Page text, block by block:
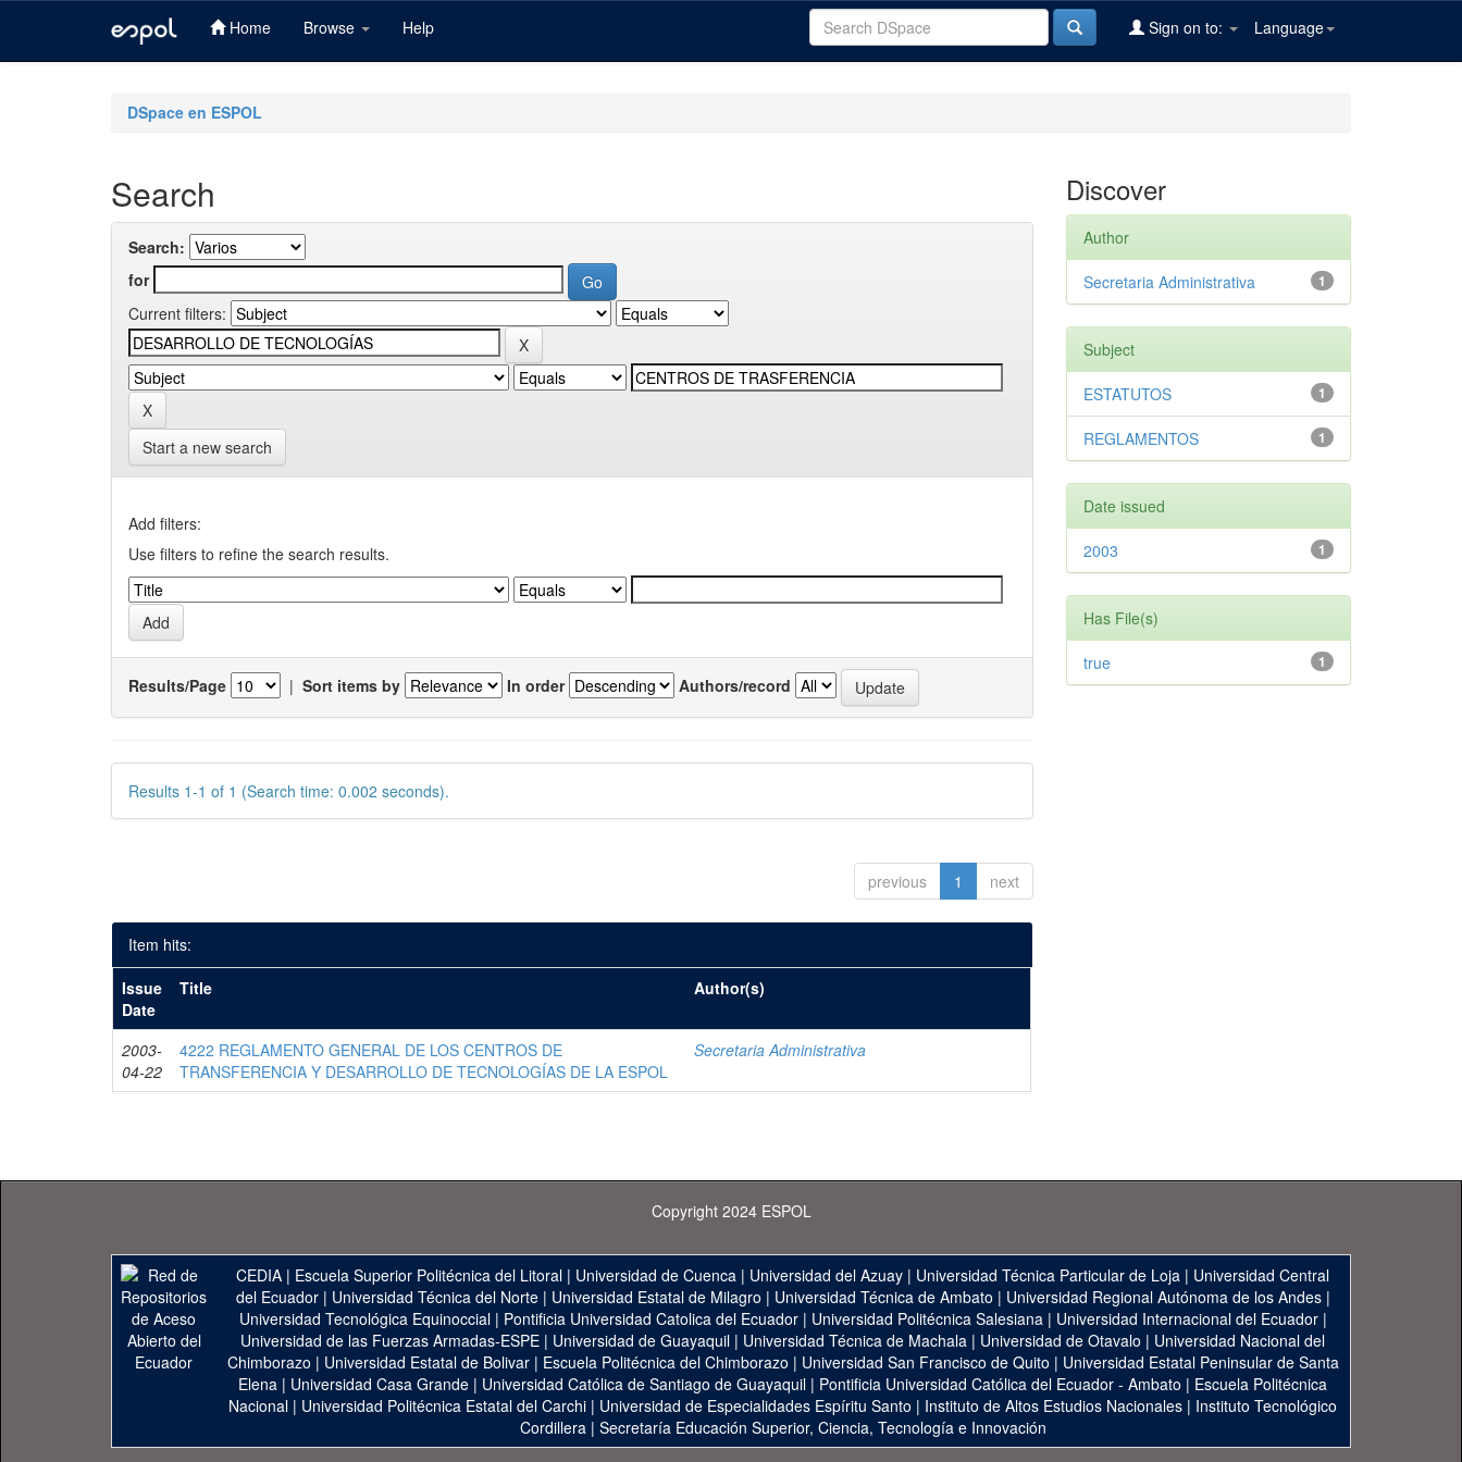
Home Browse Help Language
Sign on to:
DSpace en ESPOL
Search
Search:
for
Current filters:
Start a new search
Add filters:
Use filters to refine the search results.
Results/Page | Sort items by In order Authors/record
Results 1-1 of 1 (Search time: 0.002 seconds).
previous 1 next
Item hits:
Issue
Date
Title Author(s)
2003-
04-22
4222 REGLAMENTO GENERAL DE LOS CENTROS DE
TRANSFERENCIA Y DESARROLLO DE TECNOLOGÍAS DE LA ESPOL
Secretaria Administrativa
Discover
Author
1
Secretaria Administrativa
Subject
1
ESTATUTOS
1
REGLAMENTOS
Date issued
1
2003
Has File(s)
1
true
Copyright 2024 ESPOL
CEDIA | Escuela Superior Politécnica del Litoral | Universidad de Cuenca | Universidad del Azuay | Universidad Técnica Particular de Loja | Universidad Central
del Ecuador| Universidad Técnica del Norte| Universidad Estatal de Milagro | Universidad Técnica de Ambato | Universidad Regional Autónoma de los Andes|
Universidad Tecnológica Equinoccial| Pontificia Universidad Catolica del Ecuador| Universidad Politécnica Salesiana| Universidad Internacional del Ecuador|
Universidad de las Fuerzas Armadas-ESPE | Universidad de Guayaquil | Universidad Técnica de Machala | Universidad de Otavalo | Universidad Nacional del
Chimborazo | Universidad Estatal de Bolivar| Escuela Politécnica del Chimborazo | Universidad San Francisco de Quito | Universidad Estatal Peninsular de Santa
Elena | Universidad Casa Grande | Universidad Católica de Santiago de Guayaquil | Pontificia Universidad Católica del Ecuador - Ambato | Escuela Politécnica
Nacional | Universidad Politécnica Estatal del Carchi | Universidad de Especialidades Espíritu Santo | Instituto de Altos Estudios Nacionales | Instituto Tecnológico
Cordillera| Secretaría Educación Superior, Ciencia, Tecnología e Innovación